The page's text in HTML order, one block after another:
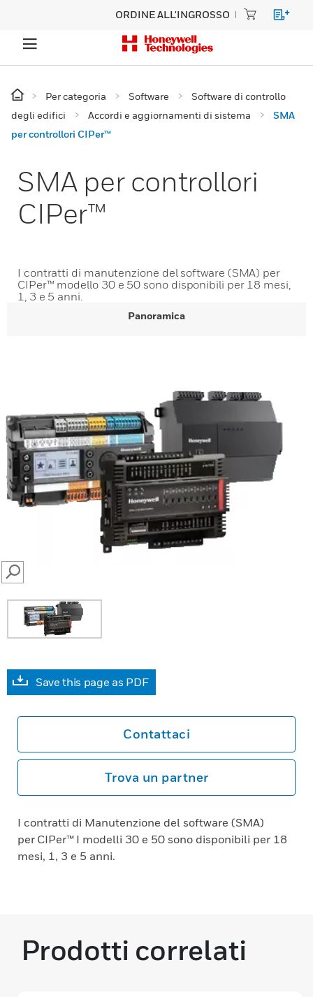
ORDINE ALL'INGROSSO
Per categoria Software
Software di controllo
degli edifici
Accordi e aggiornamenti di sistema
SMA
per controllori CIPer™
SMA per controllori
CIPer™
I contratti di manutenzione del software (SMA) per
CIPer™ modello 30 e 50 sono disponibili per 18 mesi,
1, 3 e 5 anni.
Panoramica
SEARCH
Save this page as PDF
Contattaci
Trova un partner
I contratti di Manutenzione del software (SMA)
per CIPer™ I modelli 30 e 50 sono disponibili per 18
mesi, 1, 3 e 5 anni.
Prodotti correlati